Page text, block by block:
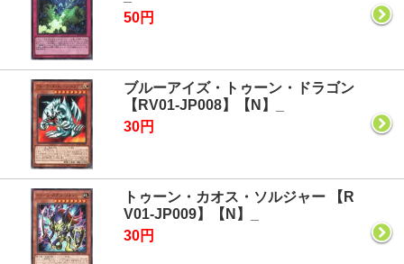
50円
ブルーアイズ・トゥーン・ドラゴン
【RV01-JP008】【N】_
30円
トゥーン・カオス・ソルジャー 【R
V01-JP009】【N】_
30円